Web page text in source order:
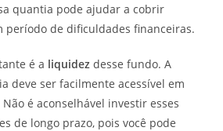
quantia pode ajudar a cobrir
período de dificuldades financeiras.
é a liquidez desse fundo. A
deve ser facilmente acessível em
é aconselhável investir esses
de longo prazo, pois você pode